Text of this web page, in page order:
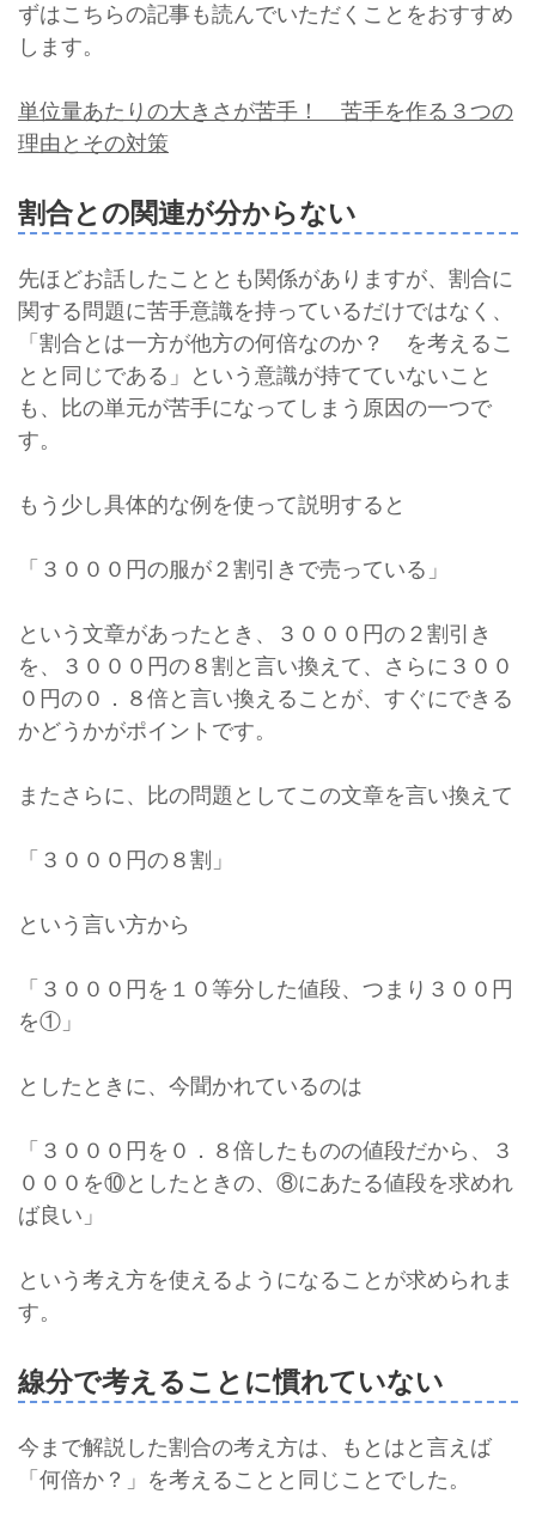
ずはこちらの記事も読んでいただくことをおすすめ
します。
単位量あたりの大きさが苦手！ 苦手を作る３つの
理由とその対策
割合との関連が分からない
先ほどお話したこととも関係がありますが、割合に
関する問題に苦手意識を持っているだけではなく、
「割合とは一方が他方の何倍なのか？ を考えるこ
とと同じである」という意識が持てていないこと
も、比の単元が苦手になってしまう原因の一つで
す。
もう少し具体的な例を使って説明すると
「３０００円の服が２割引きで売っている」
という文章があったとき、３０００円の２割引き
を、３０００円の８割と言い換えて、さらに３００
０円の０．８倍と言い換えることが、すぐにできる
かどうかがポイントです。
またさらに、比の問題としてこの文章を言い換えて
「３０００円の８割」
という言い方から
「３０００円を１０等分した値段、つまり３００円
を①」
としたときに、今聞かれているのは
「３０００円を０．８倍したものの値段だから、３
０００を⑩としたときの、⑧にあたる値段を求めれ
ば良い」
という考え方を使えるようになることが求められま
す。
線分で考えることに慣れていない
今まで解説した割合の考え方は、もとはと言えば
「何倍か？」を考えることと同じことでした。